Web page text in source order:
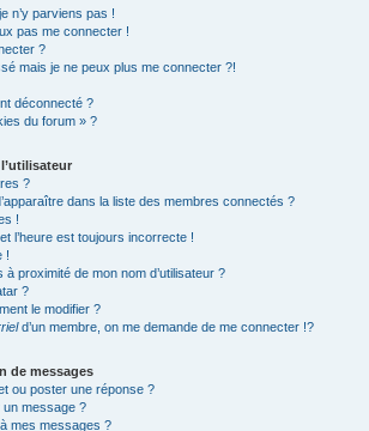
n’y parviens pas !
pas me connecter !
?
mais je ne peux plus me connecter ?!
déconnecté ?
du forum » ?
?
dans la liste des membres connectés ?
!
l’heure est toujours incorrecte !
!
proximité de mon nom d’utilisateur ?
?
le modifier ?
d’un membre, on me demande de me connecter !?
de messages
ou poster une réponse ?
un message ?
mes messages ?